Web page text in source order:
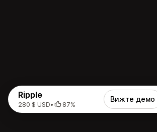
Ripple
280 $ USD• 87%
Вижте демо